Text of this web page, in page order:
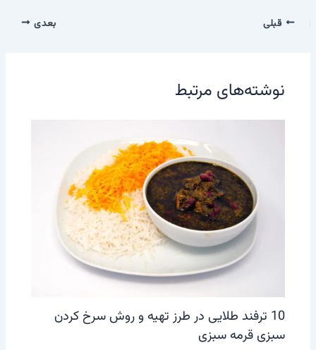
قبلی بعدی
نوشته‌های مرتبط
10 ترفند طلایی در طرز تهیه و روش سرخ کردن
سبزی قرمه سبزی